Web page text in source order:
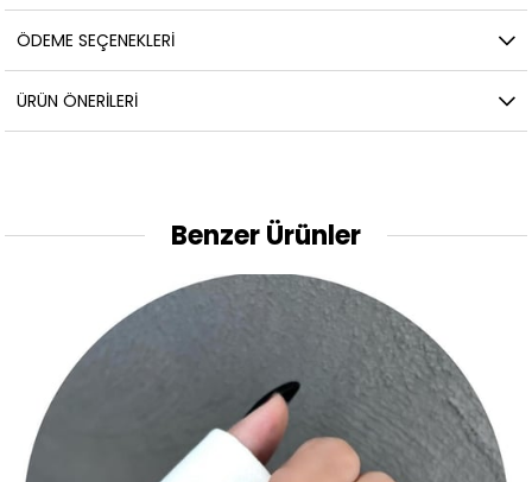
ÖDEME SEÇENEKLERI
ÜRÜN ÖNERILERI
Benzer Ürünler